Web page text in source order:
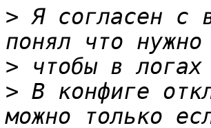
> Я согласен с
>
> В конфиге